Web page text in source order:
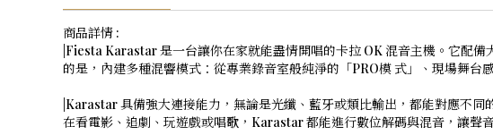
商品詳情 :
|Fiesta Karastar 是一台讓你在家就能盡情開唱的卡拉 OK 混音主機。它配
的是，內建多種混響模式：從專業錄音室般純淨的「PRO模 式」、現場舞
|Karastar 具備強大連接能力，無論是光纖、藍牙或類比輸出，都能對應不
在看電影、追劇、玩遊戲或唱歌，Karastar 都能進行數位解碼與混音，讓聲